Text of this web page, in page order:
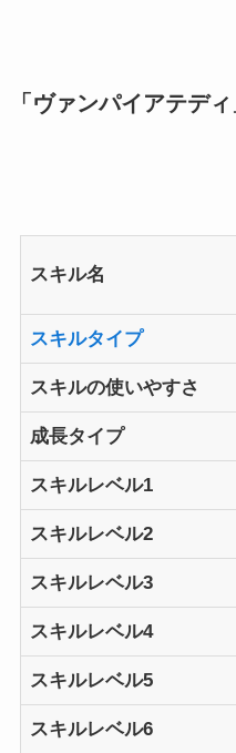
「ヴァンパイアテデ
スキル名
スキルタイプ
スキルの使いやすさ
成長タイプ
スキルレベル1
スキルレベル2
スキルレベル3
スキルレベル4
スキルレベル5
スキルレベル6